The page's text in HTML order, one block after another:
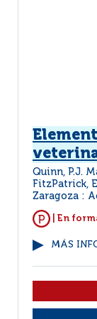
Quinn, P.J.
FitzPatrick,
Zaragoza :
| En
MÁS